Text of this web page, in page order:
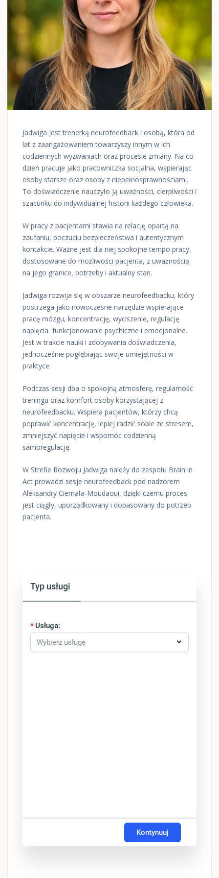
Jadwiga jest trenerką neurofeedback i osobą, która od
lat z zaangażowaniem towarzyszy innym w ich
codziennych wyzwaniach oraz procesie zmiany. Na co
dzień pracuje jako pracowniczka socjalna, wspierając
osoby starsze oraz osoby z niepełnosprawnościami.
To doświadczenie nauczyło ją uważności, cierpliwości i
szacunku do indywidualnej historii każdego człowieka.
W pracy z pacjentami stawia na relację opartą na
zaufaniu, poczuciu bezpieczeństwa i autentycznym
kontakcie. Ważne jest dla niej spokojne tempo pracy,
dostosowane do możliwości pacjenta, z uważnością
na jego granice, potrzeby i aktualny stan.
Jadwiga rozwija się w obszarze neurofeedbacku, który
postrzega jako nowoczesne narzędzie wspierające
pracę mózgu, koncentrację, wyciszenie, regulację
napięcia funkcjonowanie psychiczne i emocjonalne.
Jest w trakcie nauki i zdobywania doświadczenia,
jednocześnie pogłębiając swoje umiejętności w
praktyce.
Podczas sesji dba o spokojną atmosferę, regularność
treningu oraz komfort osoby korzystającej z
neurofeedbacku. Wspiera pacjentów, którzy chcą
poprawić koncentrację, lepiej radzić sobie ze stresem,
zmniejszyć napięcie i wspomóc codzienną
samoregulację.
W Strefie Rozwoju Jadwiga należy do zespołu Brain in
Act prowadzi sesje neurofeedback pod nadzorem
Aleksandry Ciemała-Moudaoui, dzięki czemu proces
jest ciągły, uporządkowany i dopasowany do potrzeb
pacjenta.
Typ usługi
Usługa:
Kontynuuj